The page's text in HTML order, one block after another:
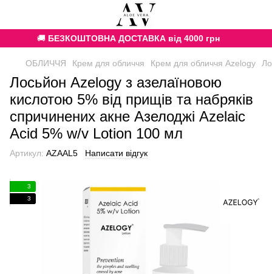
🚚 БЕЗКОШТОВНА ДОСТАВКА від 4000 грн
ОБЛИЧЧЯ Крем для обличчя Крем для обличчя Azelogy
Лосьйон Azelogy з азелаїновою
кислотою 5% від прищів та набряків
спричинених акне Азелоджі Azelaic
Acid 5% w/v Lotion 100 мл
Артикул: AZAAL5 Написати відгук
3
3